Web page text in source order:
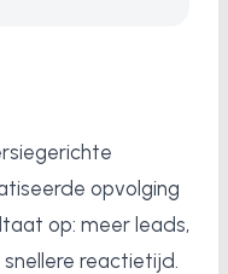
opvolging
op: meer leads,
reactietijd.